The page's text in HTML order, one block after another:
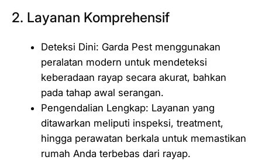
2. Layanan Komprehensif
Deteksi Dini: Garda Pest menggunakan
peralatan modern untuk mendeteksi
keberadaan rayap secara akurat, bahkan
pada tahap awal serangan.
Pengendalian Lengkap: Layanan yang
ditawarkan meliputi inspeksi, treatment,
hingga perawatan berkala untuk memastikan
rumah Anda terbebas dari rayap.